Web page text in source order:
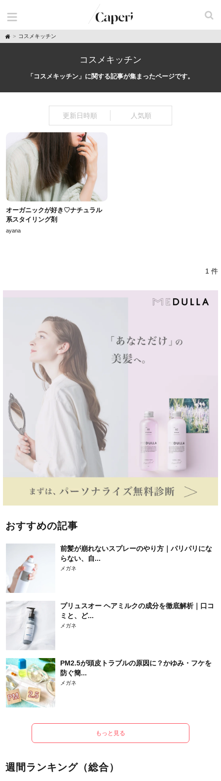
H
o
コスメキッチン
コスメキッチン
「コスメキッチン」に関する記事が集まったページです。
更新日時順 人気順
オーガニックが好き♡ナチュラル
系スタイリング剤
ayana
1 件
おすすめの記事
前髪が崩れないスプレーのやり方｜パリパリにな
らない、自...
メガネ
プリュスオー ヘアミルクの成分を徹底解析｜口コ
ミと、ど...
メガネ
PM2.5が頭皮トラブルの原因に？かゆみ・フケを
防ぐ簡...
メガネ
もっと見る
週間ランキング（総合）